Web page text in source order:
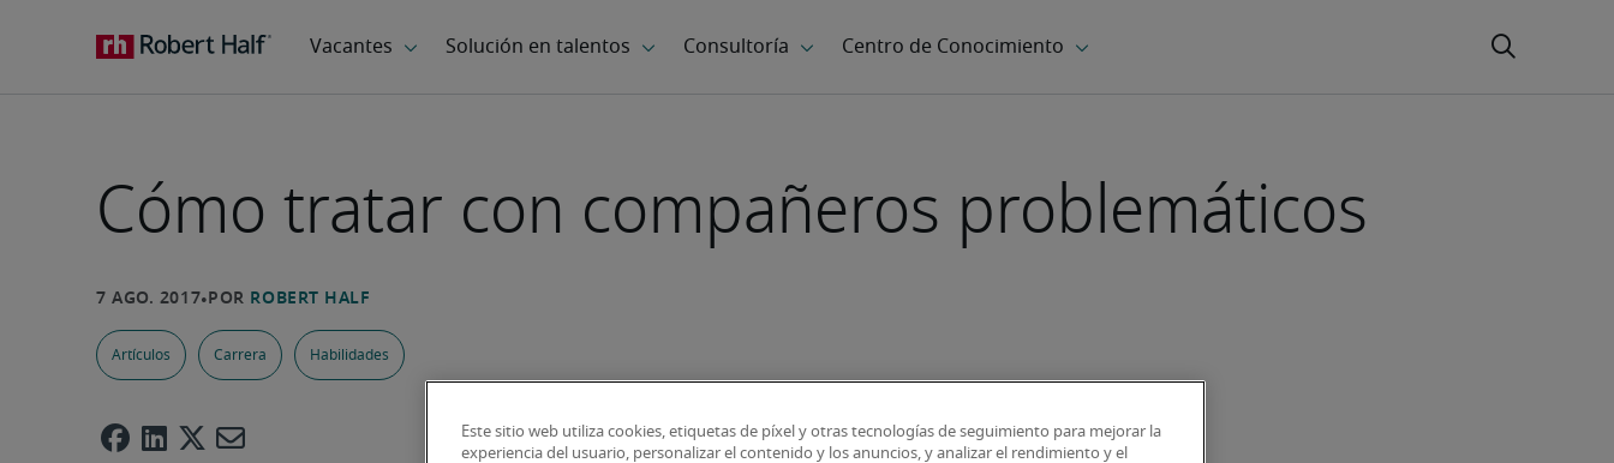
Cómo tratar con compañeros problemáticos
Artículos Carrera Habilidades
Este sitio web utiliza cookies, etiquetas de píxel y otras tecnologías de seguimiento para mejorar la
experiencia del usuario, personalizar el contenido y los anuncios, y analizar el rendimiento y el